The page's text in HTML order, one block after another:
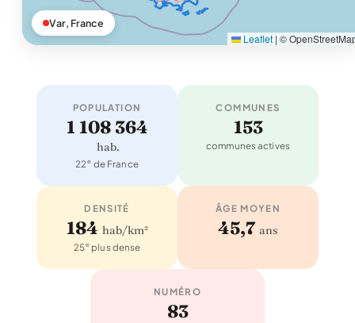
Leaflet | ©
Var, France
POPULATION
1 108 364
hab.
22 e de France
COMMUNES
153
communes actives
DENSITÉ
184 hab/km²
25e plus dense
ÂGE MOYEN
45,7 ans
NUMÉRO
83